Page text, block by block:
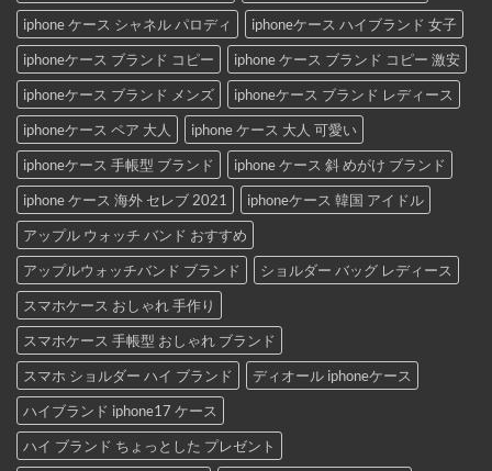
iphone ケース シャネル パロディ
iphoneケース ハイブランド 女子
iphoneケース ブランド コピー
iphone ケース ブランド コピー 激安
iphoneケース ブランド メンズ
iphoneケース ブランド レディース
iphoneケース ペア 大人
iphone ケース 大人 可愛い
iphoneケース 手帳型 ブランド
iphone ケース 斜 めがけ ブランド
iphone ケース 海外 セレブ 2021
iphoneケース 韓国 アイドル
アップル ウォッチ バンド おすすめ
アップルウォッチバンド ブランド
ショルダー バッグ レディース
スマホケース おしゃれ 手作り
スマホケース 手帳型 おしゃれ ブランド
スマホ ショルダー ハイ ブランド
ディオール iphoneケース
ハイブランド iphone17 ケース
ハイ ブランド ちょっとした プレゼント